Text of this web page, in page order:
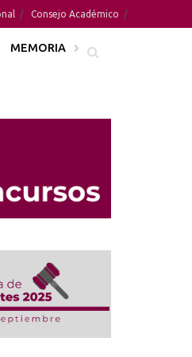
Consejo Académico
MEMORIA